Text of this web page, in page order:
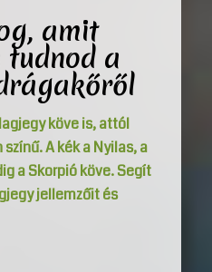
amit
tudnod a
köve is, attól
A kék a Nyilas, a
a Skorpió köve. Segít
jellemzőit és